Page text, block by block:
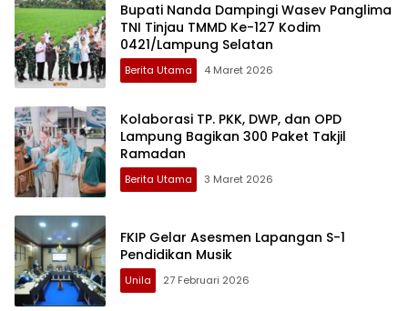
Bupati Nanda Dampingi Wasev Panglima
TNI Tinjau TMMD Ke-127 Kodim
0421/Lampung Selatan
Berita Utama 4 Maret 2026
Kolaborasi TP. PKK, DWP, dan OPD
Lampung Bagikan 300 Paket Takjil
Ramadan
Berita Utama 3 Maret 2026
FKIP Gelar Asesmen Lapangan S-1
Pendidikan Musik
Unila 27 Februari 2026